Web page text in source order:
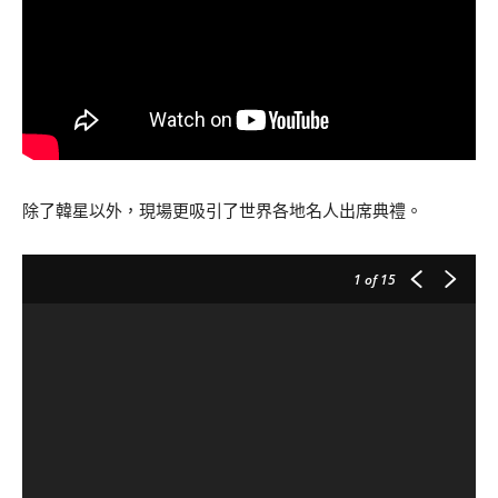
除了韓星以外，現場更吸引了世界各地名人出席典禮。
1 of 15